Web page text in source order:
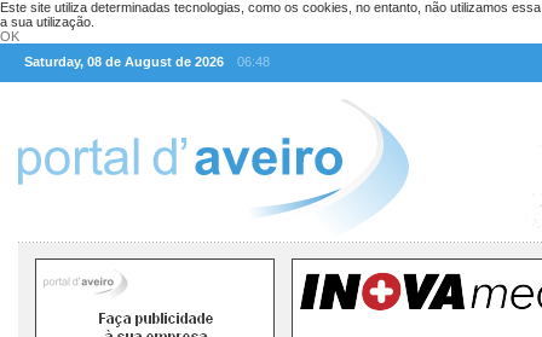
Este site utiliza determinadas tecnologias, como os cookies, no entanto, não utilizamos
a sua utilização.
OK
Saturday, 08 de August de 2026
06:48